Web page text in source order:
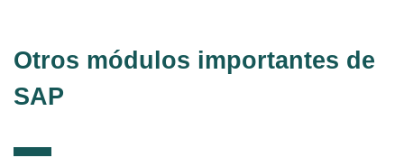
Otros módulos importantes de
SAP